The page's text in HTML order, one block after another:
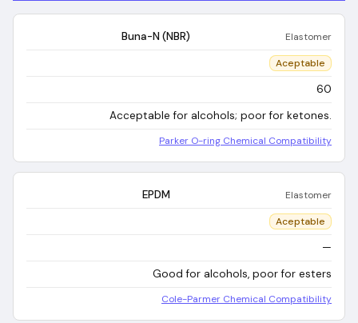
Buna-N (NBR) Elastomer
Aceptable
60
Acceptable for alcohols; poor for ketones.
Parker O-ring Chemical Compatibility
EPDM Elastomer
Aceptable
—
Good for alcohols, poor for esters
Cole-Parmer Chemical Compatibility